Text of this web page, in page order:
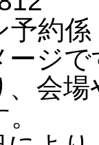
予約
ージで
、会